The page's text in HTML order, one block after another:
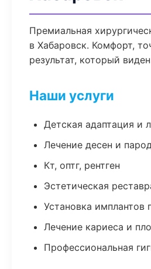
Премиальная
в Хабаровск. Комфорт,
результат, который
Наши услуги
Детская адаптация и
Лечение десен и
Кт, оптг, рентген
Эстетическая
Установка имплантов
Лечение кариеса и
Профессиональная